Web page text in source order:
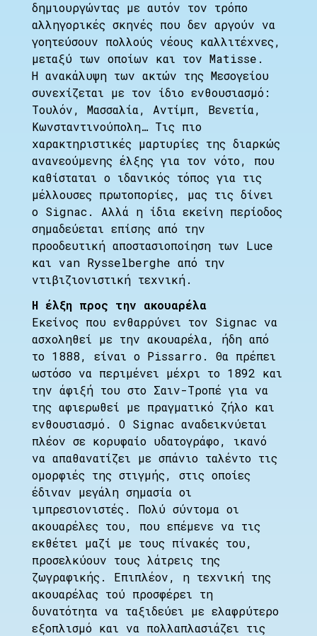
δημιουργώντας με αυτόν τον τρόπο
αλληγορικές σκηνές που δεν αργούν να
γοητεύσουν πολλούς νέους καλλιτέχνες,
μεταξύ των οποίων και τον Matisse.
Η ανακάλυψη των ακτών της Μεσογείου
συνεχίζεται με τον ίδιο ενθουσιασμό:
Τουλόν, Μασσαλία, Αντίμπ, Βενετία,
Κωνσταντινούπολη… Τις πιο
χαρακτηριστικές μαρτυρίες της διαρκώς
ανανεούμενης έλξης για τον νότο, που
καθίσταται ο ιδανικός τόπος για τις
μέλλουσες πρωτοπορίες, μας τις δίνει
ο Signac. Αλλά η ίδια εκείνη περίοδος
σημαδεύεται επίσης από την
προοδευτική αποστασιοποίηση των Luce
και van Rysselberghe από την
ντιβιζιονιστική τεχνική.
Η έλξη προς την ακουαρέλα
Εκείνος που ενθαρρύνει τον Signac να
ασχοληθεί με την ακουαρέλα, ήδη από
το 1888, είναι ο Pissarro. Θα πρέπει
ωστόσο να περιμένει μέχρι το 1892 και
την άφιξή του στο Σαιν-Τροπέ για να
της αφιερωθεί με πραγματικό ζήλο και
ενθουσιασμό. Ο Signac αναδεικνύεται
πλέον σε κορυφαίο υδατογράφο, ικανό
να απαθανατίζει με σπάνιο ταλέντο τις
ομορφιές της στιγμής, στις οποίες
έδιναν μεγάλη σημασία οι
ιμπρεσιονιστές. Πολύ σύντομα οι
ακουαρέλες του, που επέμενε να τις
εκθέτει μαζί με τους πίνακές του,
προσελκύουν τους λάτρεις της
ζωγραφικής. Επιπλέον, η τεχνική της
ακουαρέλας τού προσφέρει τη
δυνατότητα να ταξιδεύει με ελαφρύτερο
εξοπλισμό και να πολλαπλασιάζει τις